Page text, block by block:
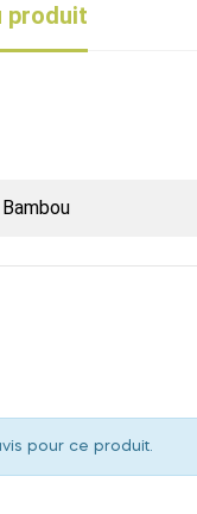
produit
Bambou
pour ce produit.